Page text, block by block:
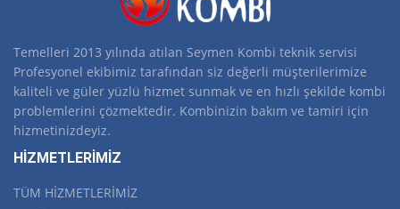
Temelleri 2013 yılında atılan Seymen Kombi teknik servisi
Profesyonel ekibimiz tarafından siz değerli müşterilerimize
kaliteli ve güler yüzlü hizmet sunmak ve en hızlı şekilde kombi
problemlerini çözmektedir. Kombinizin bakım ve tamiri için
hizmetinizdeyiz.
HİZMETLERİMİZ
TÜM HİZMETLERİMİZ